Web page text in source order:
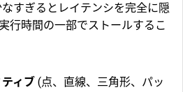
すぎるとレイテンシを完全に隠
行時間の一部でストールするこ
ィブ (点、直線、三角形、パッ